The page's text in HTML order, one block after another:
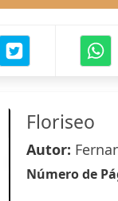
Floriseo
Autor:
Número de